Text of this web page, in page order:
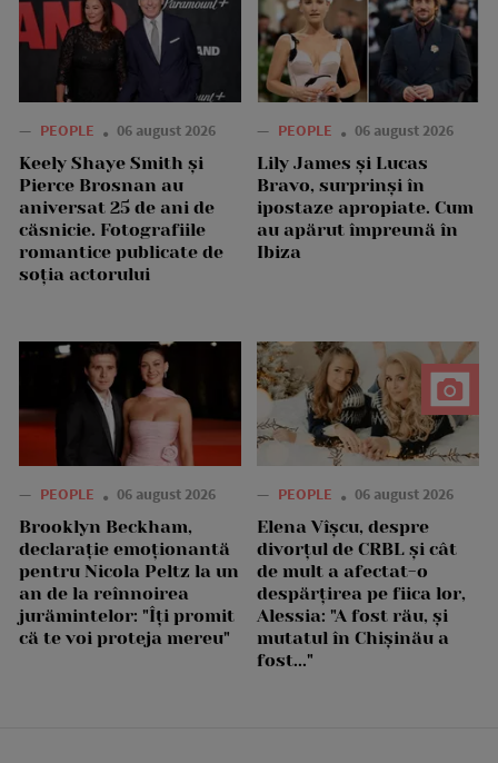
— PEOPLE 06 august 2026
Keely Shaye Smith și
Pierce Brosnan au
aniversat 25 de ani de
căsnicie. Fotografiile
romantice publicate de
soția actorului
— PEOPLE 06 august 2026
Lily James și Lucas
Bravo, surprinși în
ipostaze apropiate. Cum
au apărut împreună în
Ibiza
— PEOPLE 06 august 2026
Brooklyn Beckham,
declarație emoționantă
pentru Nicola Peltz la un
an de la reînnoirea
jurămintelor: "Îți promit
că te voi proteja mereu"
— PEOPLE 06 august 2026
Elena Vîșcu, despre
divorțul de CRBL și cât
de mult a afectat-o
despărțirea pe fiica lor,
Alessia: "A fost rău, și
mutatul în Chișinău a
fost..."